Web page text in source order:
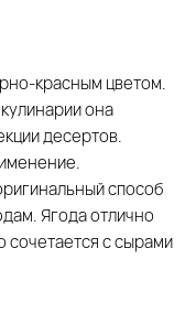
красным цветом.
она
десертов.
способ
Ягода отлично
сочетается с сырами